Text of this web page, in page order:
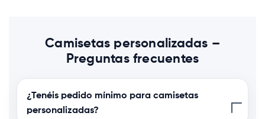
Camisetas personalizadas –
Preguntas frecuentes
¿Tenéis pedido mínimo para camisetas
personalizadas?